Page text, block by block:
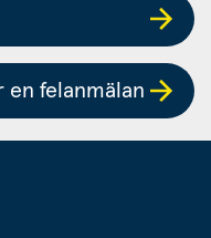
en felanmälan